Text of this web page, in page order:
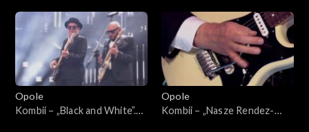
„SuperJedynki”
niebo”, „Proste”. 63. KFPP:
Koncert „SuperJedynki”
Opole
Kombii – „Black and White”.
Opole
Kombii – „Nasze Rendez-